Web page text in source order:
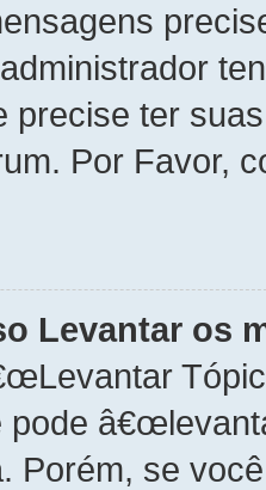
precise ter
Por Favor,
Levantar os
Porém, se